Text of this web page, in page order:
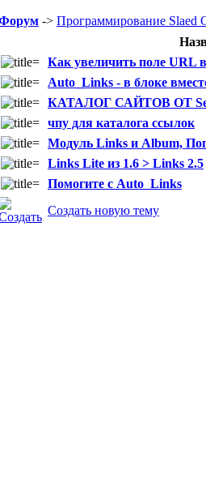
-> Программирование Slaed
Как увеличить поле URL
Auto_Links - в блоке
КАТАЛОГ САЙТОВ ОТ
чпу для каталога ссылок
Модуль Links и Album,
Links Lite из 1.6 > Links 2.5
Помогите с Auto_Links
Создать новую тему